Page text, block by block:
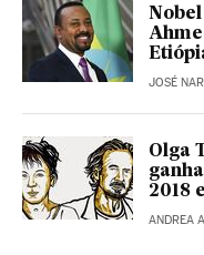
JOSÉ
Olga
2018
ANDREA